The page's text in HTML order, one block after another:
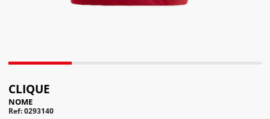
CLIQUE
NOME
Ref: 0293140